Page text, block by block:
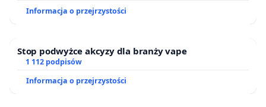
Informacja o przejrzystości
Stop podwyżce akcyzy dla branży vape
1 112 podpisów
Informacja o przejrzystości